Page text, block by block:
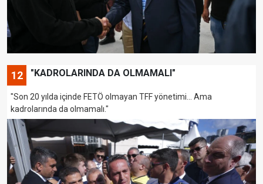
12 "KADROLARINDA DA OLMAMALI"
"Son 20 yılda içinde FETÖ olmayan TFF yönetimi... Ama
kadrolarında da olmamalı."